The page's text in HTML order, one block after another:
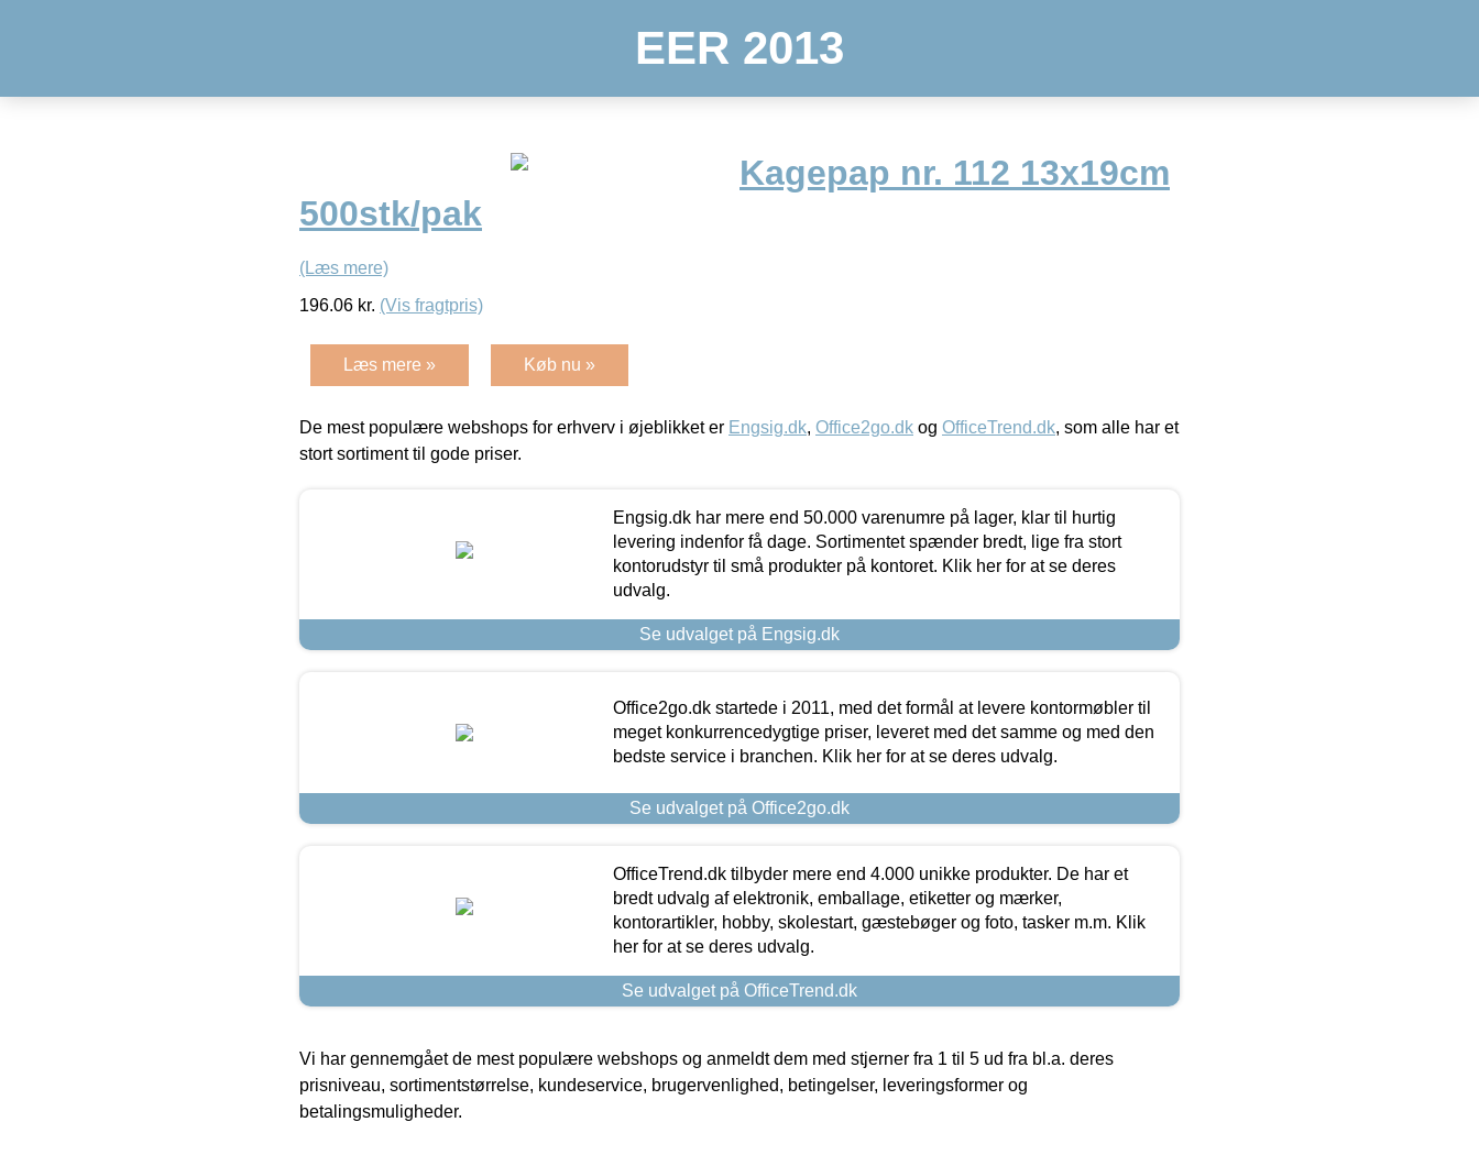
EER 2013
Kagepap nr. 112 13x19cm
500stk/pak
(Læs mere)
196.06 kr. (Vis fragtpris)
Læs mere » Køb nu »
De mest populære webshops for erhverv i øjeblikket er Engsig.dk, Office2go.dk og OfficeTrend.dk, som alle har et
stort sortiment til gode priser.
Engsig.dk har mere end 50.000 varenumre på lager, klar til hurtig
levering indenfor få dage. Sortimentet spænder bredt, lige fra stort
kontorudstyr til små produkter på kontoret. Klik her for at se deres
udvalg.
Se udvalget på Engsig.dk
Office2go.dk startede i 2011, med det formål at levere kontormøbler til
meget konkurrencedygtige priser, leveret med det samme og med den
bedste service i branchen. Klik her for at se deres udvalg.
Se udvalget på Office2go.dk
OfficeTrend.dk tilbyder mere end 4.000 unikke produkter. De har et
bredt udvalg af elektronik, emballage, etiketter og mærker,
kontorartikler, hobby, skolestart, gæstebøger og foto, tasker m.m. Klik
her for at se deres udvalg.
Se udvalget på OfficeTrend.dk
Vi har gennemgået de mest populære webshops og anmeldt dem med stjerner fra 1 til 5 ud fra bl.a. deres
prisniveau, sortimentstørrelse, kundeservice, brugervenlighed, betingelser, leveringsformer og
betalingsmuligheder.